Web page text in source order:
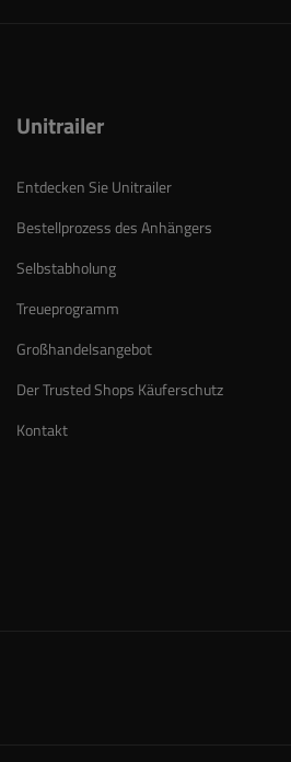
Unitrailer
Entdecken Sie Unitrailer
Bestellprozess des Anhängers
Selbstabholung
Treueprogramm
Großhandelsangebot
Der Trusted Shops Käuferschutz
Kontakt